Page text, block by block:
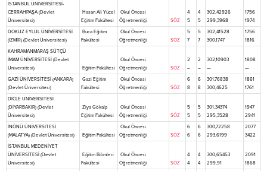
İSTANBUL ÜNİVERSİTESİ-
CERRAHPAŞA (Devlet
Üniversitesi)
Hasan Ali Yücel
Eğitim Fakültesi
Okul Öncesi
Öğretmenliği
SÖZ
4
5
4
5
302,42926
299,3968
1756
1974
DOKUZ EYLÜL ÜNİVERSİTESİ
(İZMİR) (Devlet Üniversitesi)
Buca Eğitim
Fakültesi
Okul Öncesi
Öğretmenliği
SÖZ
5
7
5
7
302,41528
300,1747
1756
1816
KAHRAMANMARAŞ SÜTÇÜ
İMAM ÜNİVERSİTESİ (Devlet
Üniversitesi)
Eğitim Fakültesi
Okul Öncesi
Öğretmenliği
SÖZ
2
–
2
–
302,10903
—
1808
—
GAZİ ÜNİVERSİTESİ (ANKARA)
(Devlet Üniversitesi)
Gazi Eğitim
Fakültesi
Okul Öncesi
Öğretmenliği
SÖZ
6
8
6
8
301,76838
300,4625
1861
1761
DİCLE ÜNİVERSİTESİ
(DİYARBAKIR) (Devlet
Üniversitesi)
Ziya Gökalp
Eğitim Fakültesi
Okul Öncesi
Öğretmenliği
SÖZ
5
5
5
5
301,34374
295,3528
1947
2941
İNÖNÜ ÜNİVERSİTESİ
(MALATYA) (Devlet Üniversitesi)
Eğitim Fakültesi
Okul Öncesi
Öğretmenliği
SÖZ
6
6
6
6
300,72258
293,6199
2077
3422
İSTANBUL MEDENİYET
ÜNİVERSİTESİ (Devlet
Üniversitesi)
Eğitim Bilimleri
Fakültesi
Okul Öncesi
Öğretmenliği
SÖZ
4
4
4
4
300,65453
299,91
2091
1868